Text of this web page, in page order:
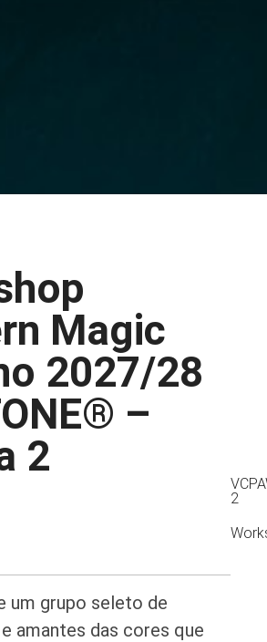
Magic
2027/28
–
2
2
um grupo seleto de
amantes das cores que